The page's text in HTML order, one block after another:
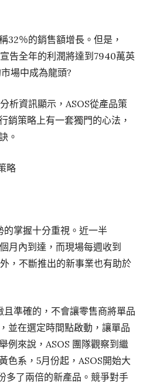
32％的銷售額增長。但是，
告全年的利潤將達到7940萬英
場中成為龍頭?
析資訊顯示，ASOS從產品策
銷策略上有一套獨門的心法，
。
略
的掌握十分重視。近一半
月內到達，而現場每週收到
，不斷推出的新事業也有助於
且準確的，不會讓零售商將單品
並在選定時間點啟動，讓單品
例來說，ASOS 團隊觀察到繼
色系，5月份起，ASOS開始大
多了兩倍的新產品。競爭對手